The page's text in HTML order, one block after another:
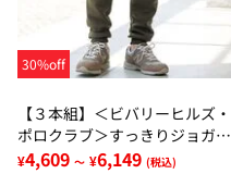
30%off
【３本組】＜ビバリーヒルズ・
ポロクラブ＞すっきりジョガー
パンツ
¥4,609 ～ ¥6,149 (税込)